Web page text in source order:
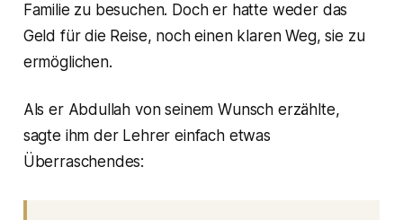
Familie zu besuchen. Doch er hatte weder das
Geld für die Reise, noch einen klaren Weg, sie zu
ermöglichen.
Als er Abdullah von seinem Wunsch erzählte,
sagte ihm der Lehrer einfach etwas
Überraschendes: